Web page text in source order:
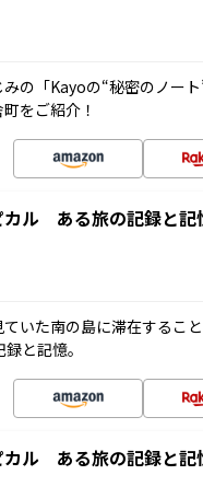
の「Kayoの“秘密のノー
をご紹介！
カル ある旅の記録と
いた南の島に滞在するこ
と記憶。
カル ある旅の記録と